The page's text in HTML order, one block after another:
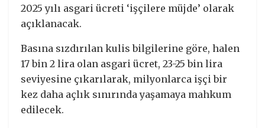
2025 yılı asgari ücreti ‘işçilere müjde’ olarak
açıklanacak.
Basına sızdırılan kulis bilgilerine göre, halen
17 bin 2 lira olan asgari ücret, 23-25 bin lira
seviyesine çıkarılarak, milyonlarca işçi bir
kez daha açlık sınırında yaşamaya mahkum
edilecek.